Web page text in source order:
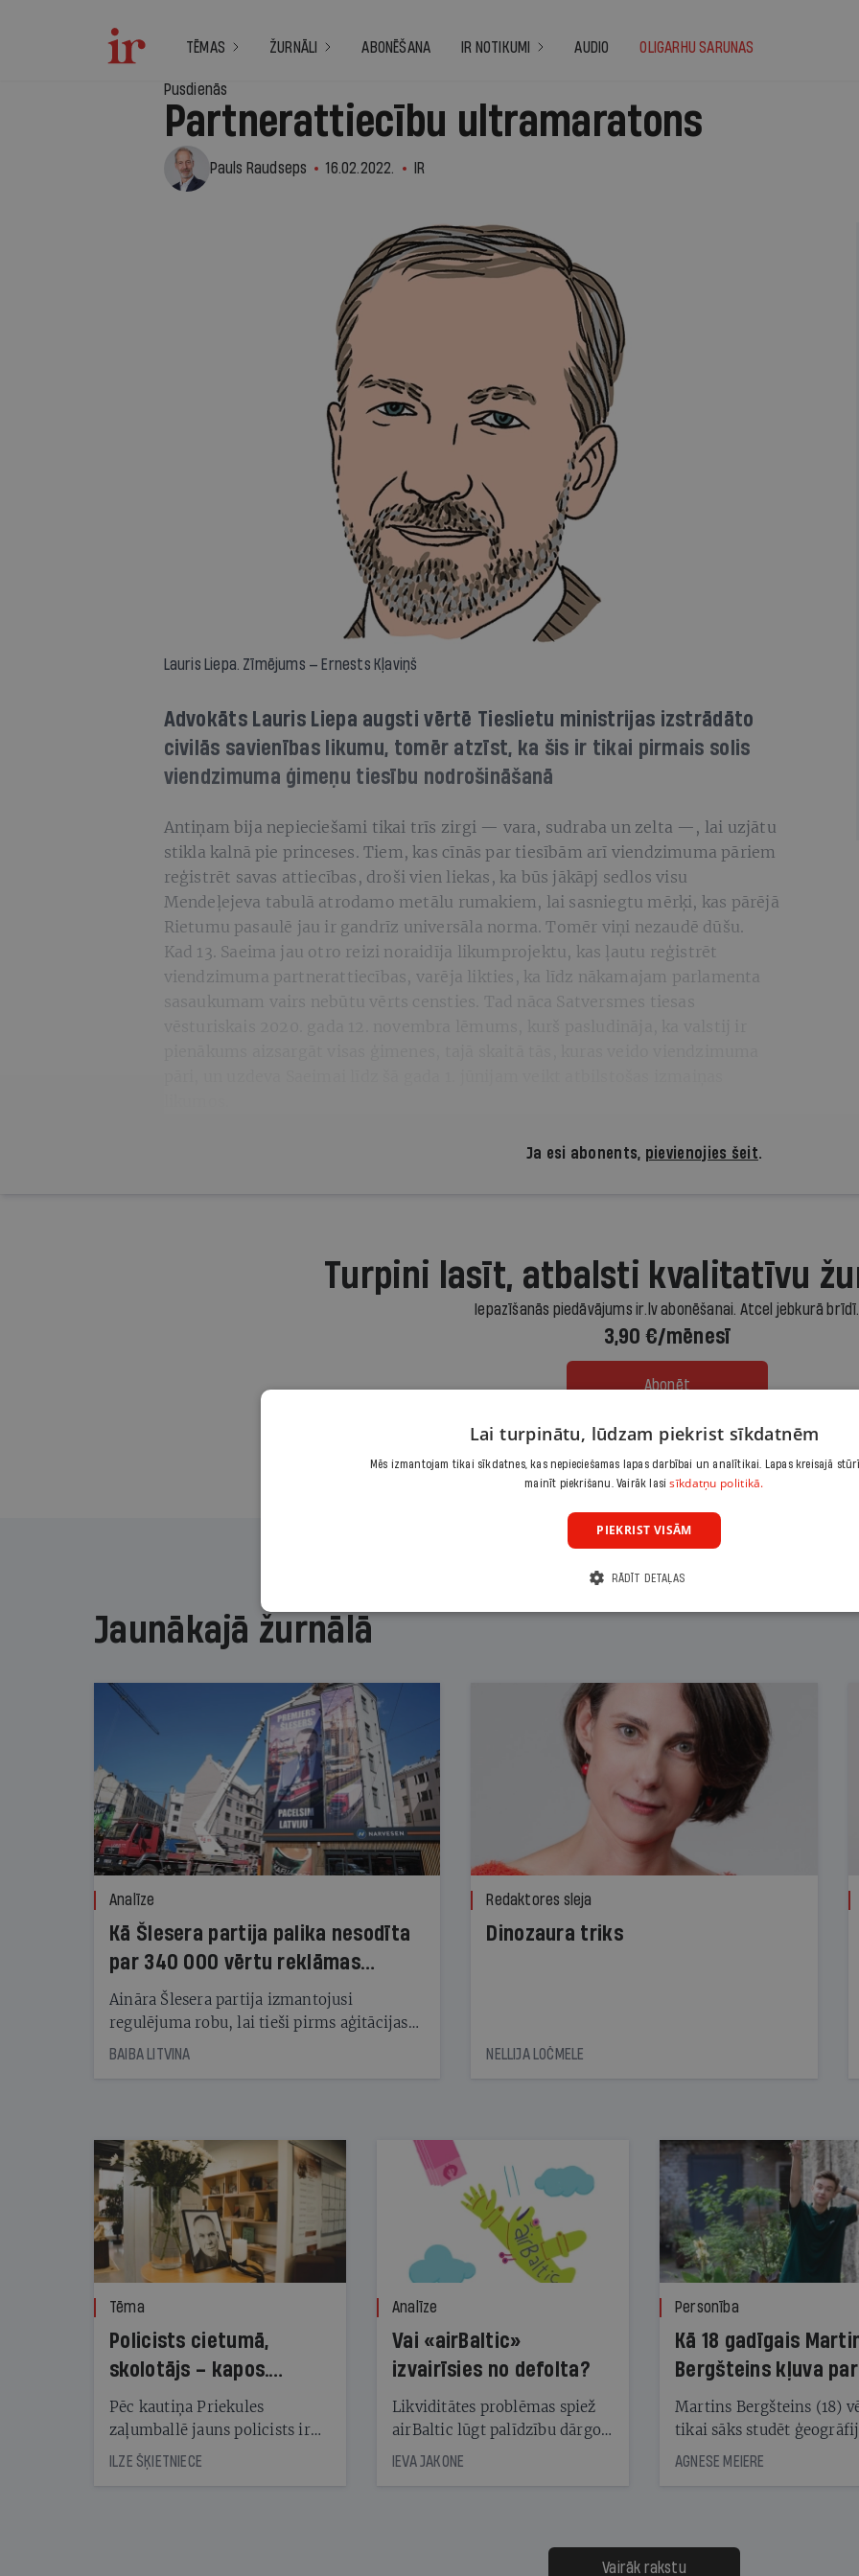
TĒMAS ŽURNĀLI ABONĒŠANA IR NOTIKUMI AUDIO OLIGARHU SARUNAS
Pusdienās
Partnerattiecību ultramaratons
Pauls Raudseps 16.02.2022. IR
Lauris Liepa. Zīmējums — Ernests Kļaviņš
Advokāts Lauris Liepa augsti vērtē Tieslietu ministrijas izstrādāto
civilās savienības likumu, tomēr atzīst, ka šis ir tikai pirmais solis
viendzimuma ģimeņu tiesību nodrošināšanā
Antiņam bija nepieciešami tikai trīs zirgi — vara, sudraba un zelta —, lai uzjātu
stikla kalnā pie princeses. Tiem, kas cīnās par tiesībām arī viendzimuma pāriem
reģistrēt savas attiecības, droši vien liekas, ka būs jākāpj sedlos visu
Mendeļejeva tabulā atrodamo metālu rumakiem, lai sasniegtu mērķi, kas pārējā
Rietumu pasaulē jau ir gandrīz universāla norma. Tomēr viņi nezaudē dūšu.
Kad 13. Saeima jau otro reizi noraidīja likumprojektu, kas ļautu reģistrēt
viendzimuma partnerattiecības, varēja likties, ka līdz nākamajam parlamenta
sasaukumam vairs nebūtu vērts censties. Tad nāca Satversmes tiesas
Ja esi abonents, pievienojies šeit.
Turpini lasīt, atbalsti kvalitatīvu
Iepazīšanās piedāvājums ir.lv abonēšanai. Atcel jebkurā brīdī.
3,90 €/mēnesī
Abonēt
Citas abonēšanas iespējas meklē šeit
Jaunākajā žurnālā
Analīze
Kā Šlesera partija palika nesodīta
par 340 000 vērtu reklāmas
kampaņu
Aināra Šlesera partija izmantojusi
regulējuma robu, lai tieši pirms aģitācijas
starta izreklamētos par summu, kas
BAIBA LITVINA
Redaktores sleja
Dinozaura triks
NELLIJA LOČMELE
Tēma
Policists cietumā,
skolotājs – kapos.
Reibuma cena Priekulē
Pēc kautiņa Priekules
zaļumballē jauns policists ir
nonācis cietumā, bet
cienījams pedagogs — kapos.
ILZE ŠĶIETNIECE
Analīze
Vai «airBaltic»
izvairīsies no defolta?
Likviditātes problēmas spiež
airBaltic lūgt palīdzību dārgo
obligāciju turētājiem, taču
samaksāt augstos procentus,
kas jāpārskaita jau trīs dienas
IEVA JAKONE
Personība
Kā 18 gadīgais
Bergšteins kļuva par
laika ziņu seju?
Martins Bergšteins (18)
tikai sāks studēt
bet viņa sacītajam jau
uzcītīga darba, mammas
atbalsts un drosme
AGNESE MEIERE
Vairāk rakstu
Lai turpinātu, lūdzam piekrist sīkdatnēm
Mēs izmantojam tikai sīkdatnes, kas nepieciešamas lapas darbībai un analītikai. Lapas kreisajā
mainīt piekrišanu. Vairāk lasisīkdatņu politikā.
PIEKRIST VISĀM
RĀDĪT DETAĻAS